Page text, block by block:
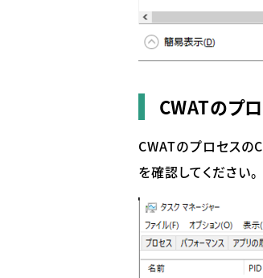
CWATのプ
CWATのプロセスの
を確認してください。